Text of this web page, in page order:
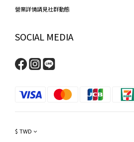
營業詳情請見社群動態
SOCIAL MEDIA
$ TWD